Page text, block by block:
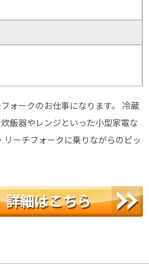
ォークのお仕事になります。 冷蔵
飯器やレンジといった小型家電な
リーチフォークに乗りながらのピッ